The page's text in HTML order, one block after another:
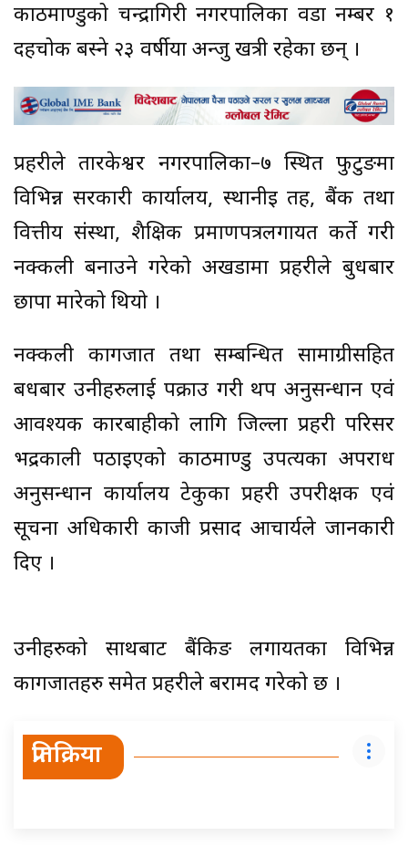
काठमाण्डुको चन्द्रागिरी नगरपालिका वडा नम्बर १
दहचोक बस्ने २३ वर्षीया अन्जु खत्री रहेका छन् ।
प्रहरीले तारकेश्वर नगरपालिका–७ स्थित फुटुङमा
विभिन्न सरकारी कार्यालय, स्थानीइ तह, बैंक तथा
वित्तीय संस्था, शैक्षिक प्रमाणपत्रलगायत कीर्ते गरी
नक्कली बनाउने गरेको अखडामा प्रहरीले बुधबार
छापा मारेको थियो ।
नक्कली कागजात तथा सम्बन्धित सामाग्रीसहित
बधबार उनीहरुलाई पक्राउ गरी थप अनुसन्धान एवं
आवश्यक कारबाहीको लागि जिल्ला प्रहरी परिसर
भद्रकाली पठाइएको काठमाण्डु उपत्यका अपराध
अनुसन्धान कार्यालय टेकुका प्रहरी उपरीक्षक एवं
सूचना अधिकारी काजी प्रसाद आचार्यले जानकारी
दिए ।
उनीहरुको साथबाट बैंकिङ लगायतका विभिन्न
कागजातहरु समेत प्रहरीले बरामद गरेको छ ।
प्रतिक्रिया